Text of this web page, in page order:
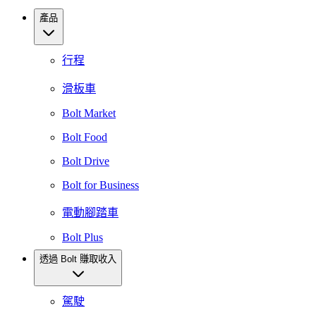
產品
行程
滑板車
Bolt Market
Bolt Food
Bolt Drive
Bolt for Business
電動腳踏車
Bolt Plus
透過 Bolt 賺取收入
駕駛